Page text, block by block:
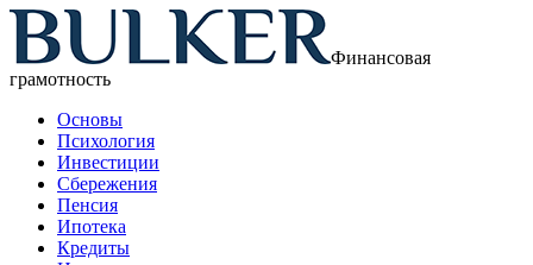
Финансовая
грамотность
Основы
Психология
Инвестиции
Сбережения
Пенсия
Ипотека
Кредиты